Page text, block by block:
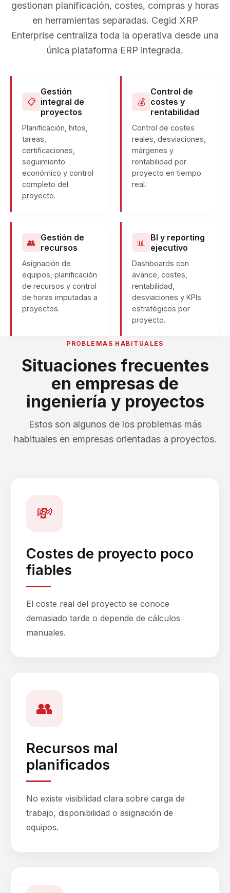
gestionan planificación, costes, compras y horas
en herramientas separadas. Cegid XRP
Enterprise centraliza toda la operativa desde una
única plataforma ERP integrada.
📋
Gestión
integral de
proyectos
Planificación, hitos,
tareas,
certificaciones,
seguimiento
económico y control
completo del
proyecto.
💰
Control de
costes y
rentabilidad
Control de costes
reales, desviaciones,
márgenes y
rentabilidad por
proyecto en tiempo
real.
👥 Gestión de
recursos
Asignación de
equipos, planificación
de recursos y control
de horas imputadas a
proyectos.
📊 BI y reporting
ejecutivo
Dashboards con
avance, costes,
rentabilidad,
desviaciones y KPIs
estratégicos por
proyecto.
PROBLEMAS HABITUALES
Situaciones frecuentes
en empresas de
ingeniería y proyectos
Estos son algunos de los problemas más
habituales en empresas orientadas a proyectos.
💸
Costes de proyecto poco
fiables
El coste real del proyecto se conoce
demasiado tarde o depende de cálculos
manuales.
👥
Recursos mal
planificados
No existe visibilidad clara sobre carga de
trabajo, disponibilidad o asignación de
equipos.